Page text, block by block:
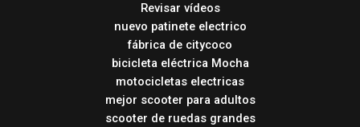
Revisar vídeos
nuevo patinete electrico
fábrica de citycoco
bicicleta eléctrica Mocha
motocicletas electricas
mejor scooter para adultos
scooter de ruedas grandes